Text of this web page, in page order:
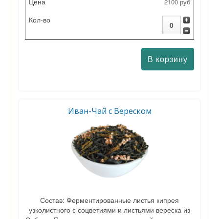
Иван-Чай с Вереском
Состав: Ферментированные листья кипрея
узколистного с соцветиями и листьями вереска из